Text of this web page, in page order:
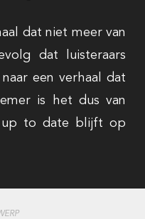
dat niet meer van
dat luisteraars
een verhaal dat
is het dus van
up to date blijft op